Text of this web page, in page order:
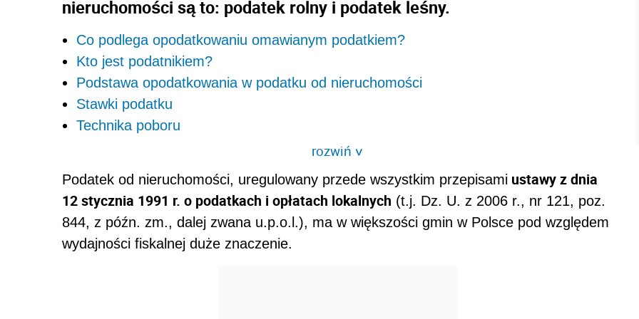
nieruchomości są to: podatek rolny i podatek leśny.
Co podlega opodatkowaniu omawianym podatkiem?
Kto jest podatnikiem?
Podstawa opodatkowania w podatku od nieruchomości
Stawki podatku
Technika poboru
rozwiń>
Podatek od nieruchomości, uregulowany przede wszystkim przepisami ustawy z dnia
12 stycznia 1991 r. o podatkach i opłatach lokalnych (t.j. Dz. U. z 2006 r., nr 121, poz.
844, z późn. zm., dalej zwana u.p.o.l.), ma w większości gmin w Polsce pod względem
wydajności fiskalnej duże znaczenie.